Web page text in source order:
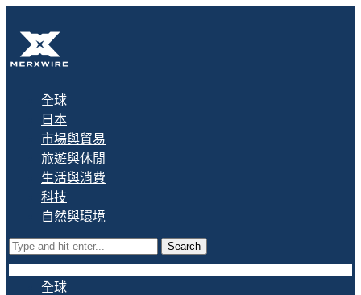
全球
日本
市場與貿易
旅遊與休閒
生活與消費
科技
自然與環境
Search
全球